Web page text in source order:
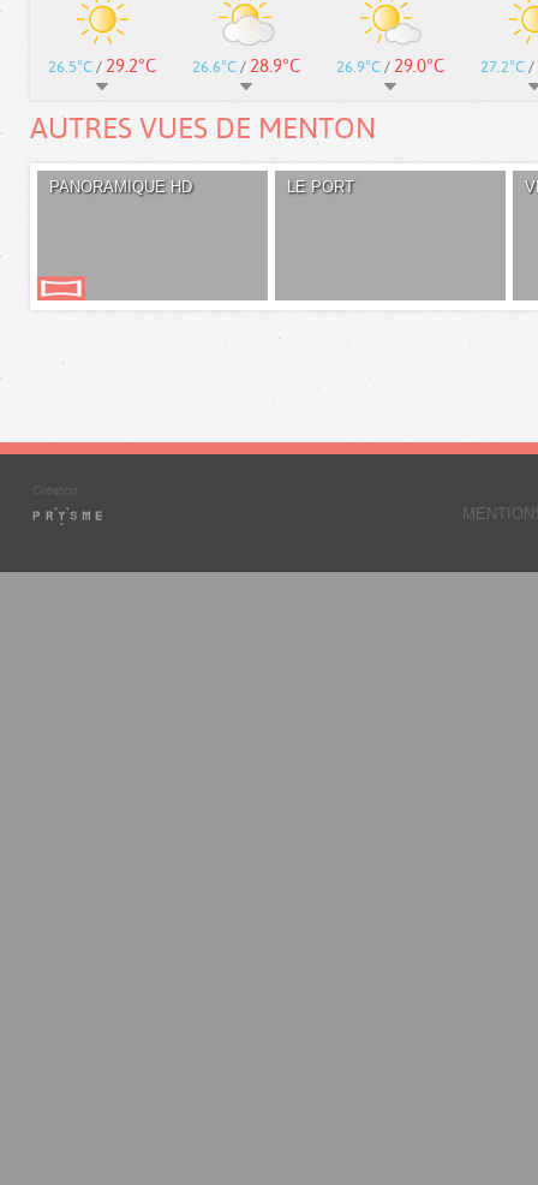
26.5°C / 29.2°C 26.6°C / 28.9°C 26.9°C / 29.0°C 27.2°C /
AUTRES VUES DE MENTON
PANORAMIQUE HD LE PORT